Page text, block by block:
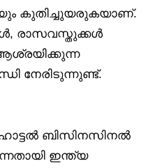
കുതിച്ചുയരുകയാണ്.
രാസവസ്തുക്കൾ
നേരിടുന്നുണ്ട്.
ബിസിനസിനൽ
ഇന്ത്യ